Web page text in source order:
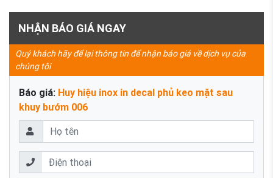
NHẬN BÁO GIÁ NGAY
Quý khách hãy để lại thông tin để nhận báo giá về dịch vụ của
chúng tôi
Báo giá: Huy hiệu inox in decal phủ keo mặt sau
khuy bướm 006